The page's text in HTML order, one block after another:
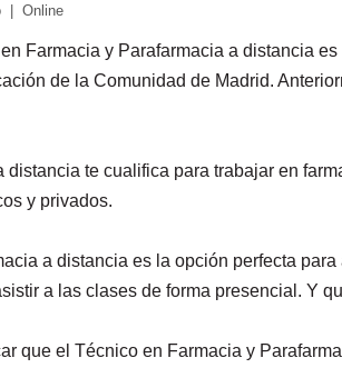
| Online
Farmacia y Parafarmacia a distancia
de la Comunidad de Madrid.
distancia te cualifica para trabajar en
y privados.
a distancia es la opción perfecta
a las clases de forma presencial. Y
que el Técnico en Farmacia y